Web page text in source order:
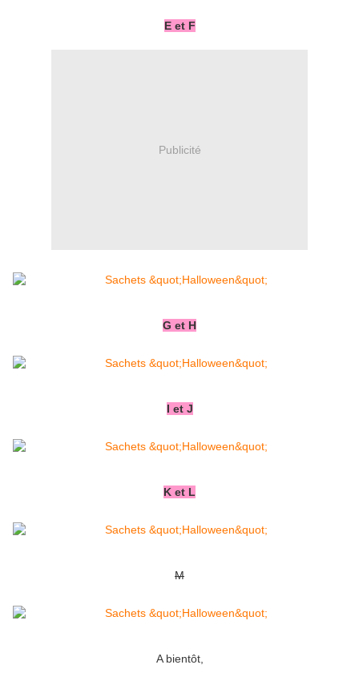
E et F
Publicité
G et H
I et J
K et L
M
A bientôt,